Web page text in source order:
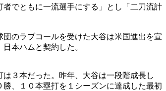
でともに一流選手にする」とし「二刀流計
のラブコールを受けた大谷は米国進出を宣
本ハムと契約した。
３本だった。昨年、大谷は一段階成長し
、１０本塁打を１シーズンに達成した最初